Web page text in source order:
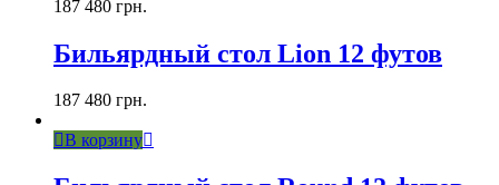
187 480 грн.
Бильярдный стол Lion 12 футов
187 480 грн.
В корзину